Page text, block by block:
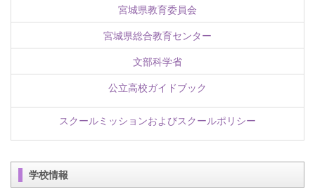
宮城県教育委員会
宮城県総合教育センター
文部科学省
公立高校ガイドブック
スクールミッションおよびスクールポリシー
学校情報